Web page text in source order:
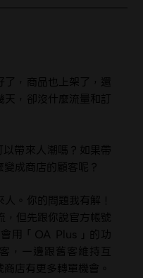
，商品也上架了，還
，卻沒什麼流量和訂
帶來人潮嗎？如果帶
成商店的顧客呢？
。你的問題我有解！
但先跟你說官方帳號
用「OA Plus」的功
，一邊跟舊客維持互
店有更多轉單機會。